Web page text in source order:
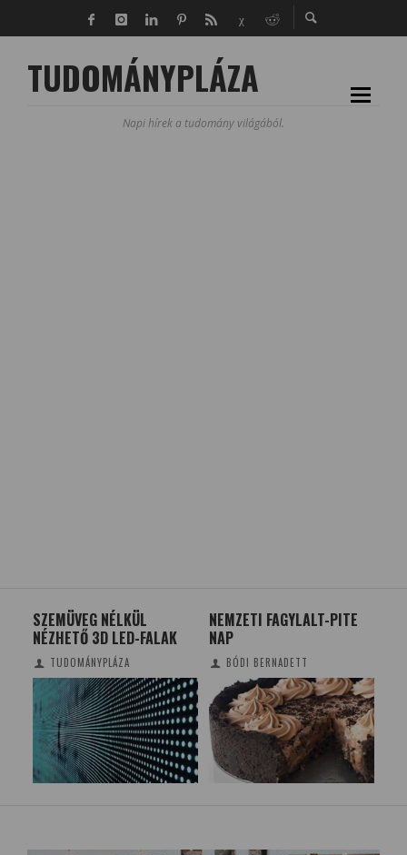
TUDOMÁNYPLÁZA
Napi hírek a tudomány világából.
SZEMÜVEG NÉLKÜL
NÉZHETŐ 3D LED-FALAK
TUDOMÁNYPLÁZA
NEMZETI FAGYLALT-PITE
NAP
BÓDI BERNADETT